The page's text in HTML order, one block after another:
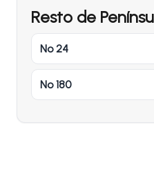
Resto de
Nº 24
Nº 180